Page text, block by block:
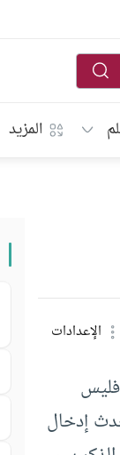
المزيد
الإعدادات
فليس
إدخال